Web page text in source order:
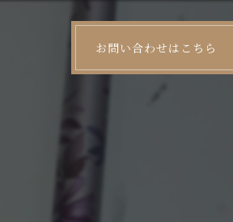
お問い合わせはこちら